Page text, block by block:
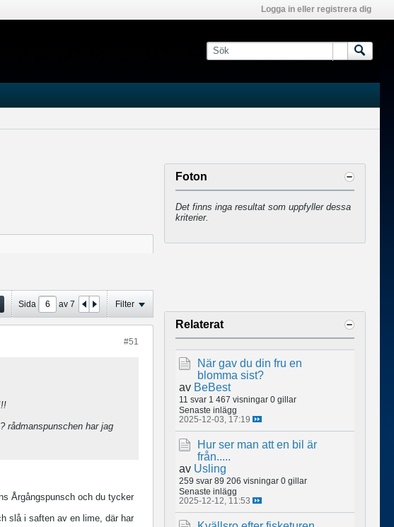
Logga in eller registrera dig
Sida av 7 Filter
#51
rådmanspunschen har jag
Årgångspunsch och du tycker
slå i saften av en lime, där har
Foton
Det finns inga resultat som uppfyller dessa
kriterier.
Relaterat
När gav du din fru en
blomma sist?
av BeBest
11 svar 1 467 visningar 0 gillar
Senaste inlägg
2025-12-03, 17:19
Hur ser man att en bil är
från.....
av Usling
259 svar 89 206 visningar 0 gillar
Senaste inlägg
2025-12-12, 11:53